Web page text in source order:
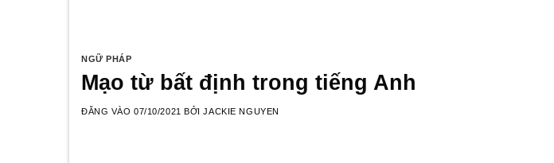
NGỮ PHÁP
Mạo từ bất định trong tiếng Anh
ĐĂNG VÀO07/10/2021 BỞIJACKIE NGUYEN